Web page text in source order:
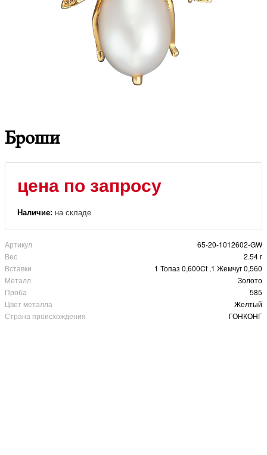
Броши
цена по запросу
Наличие: на складе
Артикул
65-20-1012602-GW
Вес
2.54 г
Вставки
1 Топаз 0,600Ct ,1 Жемчуг 0,560
Металл
Золото
Проба
585
Цвет металла
Желтый
Страна происхождения
ГОНКОНГ